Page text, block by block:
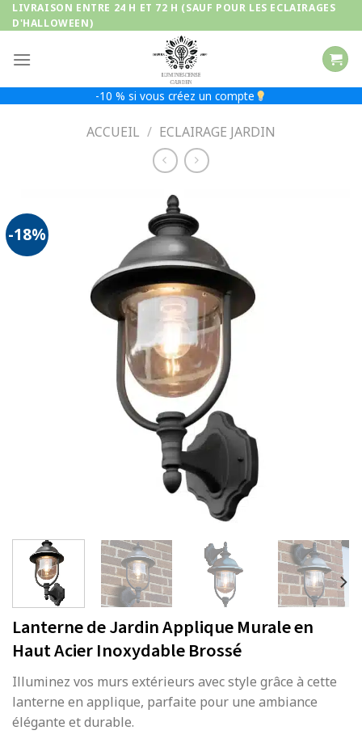
Passer
au
LIVRAISON ENTRE 24 H ET 72 H (SAUF POUR LES ECLAIRAGES
D'HALLOWEEN)
-10 % si vous créez un compte
ACCUEIL / ECLAIRAGE JARDIN
-18%
Lanterne de Jardin Applique Murale en
Haut Acier Inoxydable Brossé
Illuminez vos murs extérieurs avec style grâce à cette
lanterne en applique, parfaite pour une ambiance
élégante et durable.